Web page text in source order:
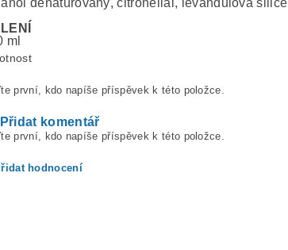
denaturovaný, citronellal, levandulová
ml
první, kdo napíše příspěvek k této položce.
Přidat komentář
první, kdo napíše příspěvek k této položce.
hodnocení